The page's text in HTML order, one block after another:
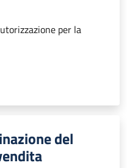
per la
del